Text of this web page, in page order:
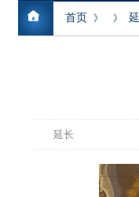
首页 》 》
延长